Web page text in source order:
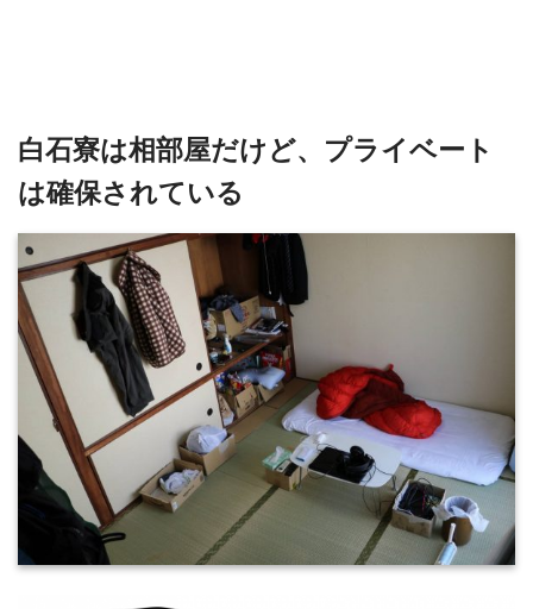
白石寮は相部屋だけど、プライベート
は確保されている